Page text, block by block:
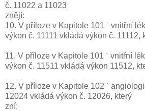
č. 11022 a 11023
znějí:
10. V příloze v Kapitole 101 ˙ vnitřní
výkon č. 11111 vkládá výkon č. 11112,
11. V příloze v Kapitole 101 ˙ vnitřní
výkon č. 11511 vkládá výkon 11512,
12. V příloze v Kapitole 102 ˙
12024 vkládá výkon č. 12026, který
zní: